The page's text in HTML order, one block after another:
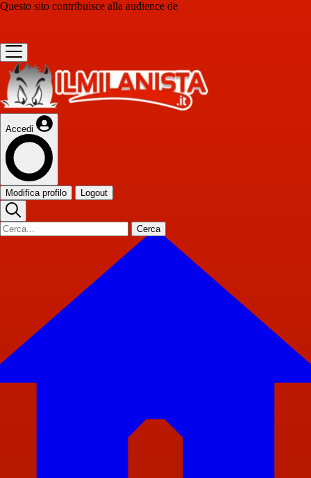
Questo sito contribuisce alla audience de
Accedi
Modifica profilo Logout
Cerca